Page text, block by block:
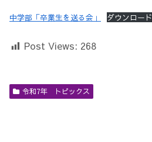
中学部「卒業生を送る会」 ダウンロード
Post Views: 268
令和7年 トピックス